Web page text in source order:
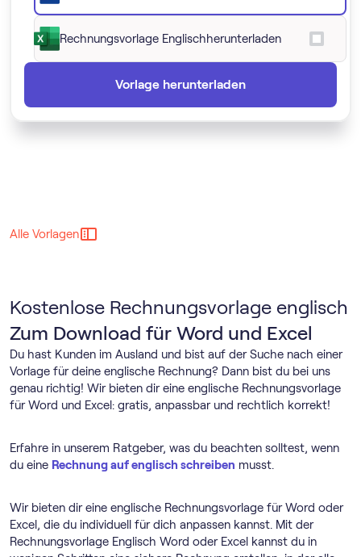
Rechnungsvorlage Englischherunterladen
Vorlage herunterladen
Alle Vorlagen
Kostenlose Rechnungsvorlage englisch
Zum Download für Word und Excel
Du hast Kunden im Ausland und bist auf der Suche nach einer
Vorlage für deine englische Rechnung? Dann bist du bei uns
genau richtig! Wir bieten dir eine englische Rechnungsvorlage
für Word und Excel: gratis, anpassbar und rechtlich korrekt!
Erfahre in unserem Ratgeber, was du beachten solltest, wenn
du eine Rechnung auf englisch schreiben musst.
Wir bieten dir eine englische Rechnungsvorlage für Word oder
Excel, die du individuell für dich anpassen kannst. Mit der
Rechnungsvorlage Englisch Word oder Excel kannst du in